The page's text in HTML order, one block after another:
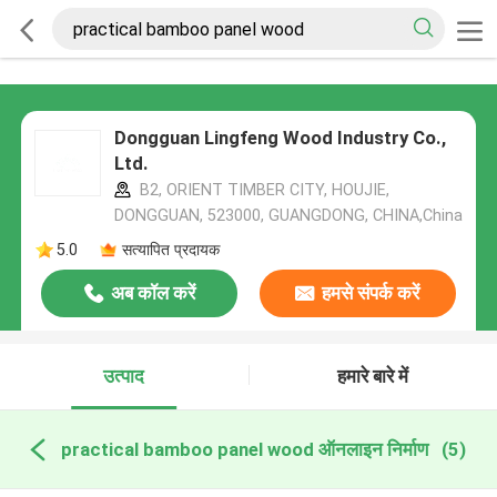
Dongguan Lingfeng Wood Industry Co.,
Ltd.
B2, ORIENT TIMBER CITY, HOUJIE,
DONGGUAN, 523000, GUANGDONG, CHINA,China
5.0
सत्यापित प्रदायक
अब कॉल करें हमसे संपर्क करें
उत्पाद हमारे बारे में
practical bamboo panel wood ऑनलाइन निर्माण (5)